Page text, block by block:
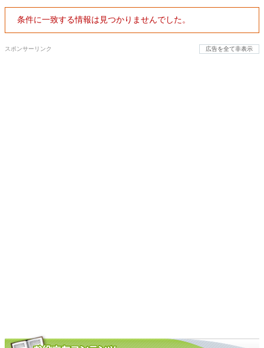
条件に一致する情報は見つかりませんでした。
スポンサーリンク 広告を全て非表示